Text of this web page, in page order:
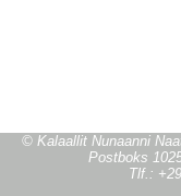
© Kalaallit Nunaanni
Postboks
Tlf.: